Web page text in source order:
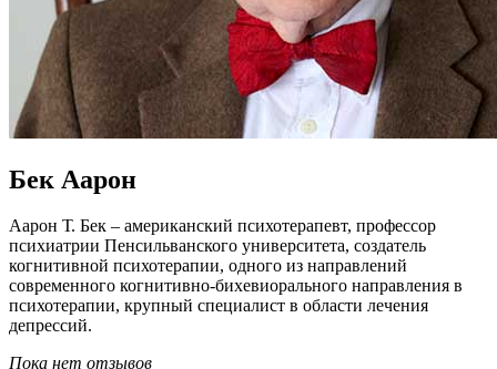
Бек Аарон
Аарон Т. Бек – американский психотерапевт, профессор
психиатрии Пенсильванского университета, создатель
когнитивной психотерапии, одного из направлений
современного когнитивно-бихевиорального направления в
психотерапии, крупный специалист в области лечения
депрессий.
Пока нет отзывов